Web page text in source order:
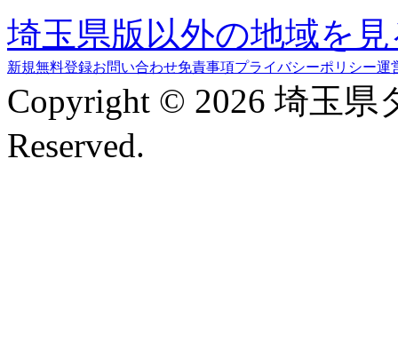
埼玉県版以外の地域を
新規無料登録お問い合わせ免責事項プライバシーポリシー運
Copyright © 2026 埼玉
Reserved.